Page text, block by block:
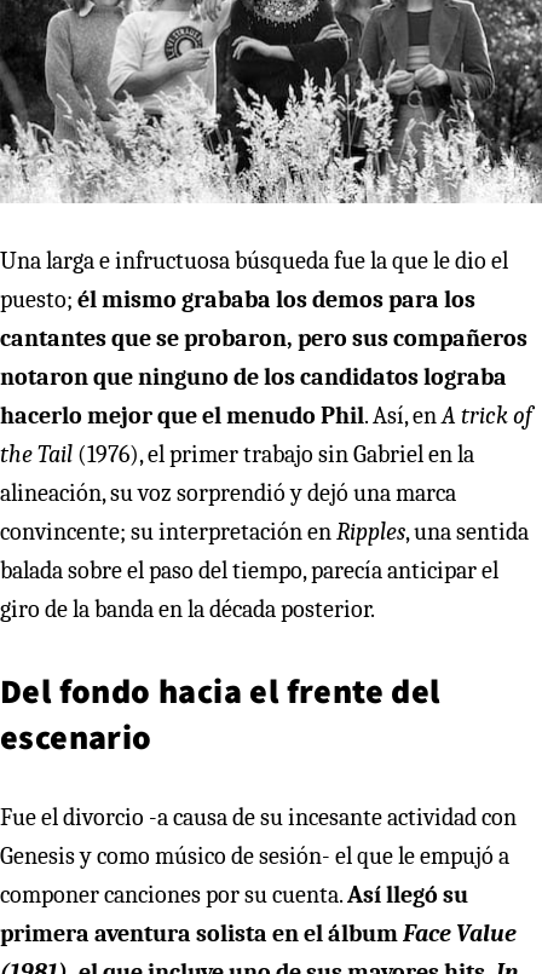
Una larga e infructuosa búsqueda fue la que le dio el
puesto; él mismo grababa los demos para los
cantantes que se probaron, pero sus compañeros
notaron que ninguno de los candidatos lograba
hacerlo mejor que el menudo Phil. Así, enA trick of
the Tail (1976), el primer trabajo sin Gabriel en la
alineación, su voz sorprendió y dejó una marca
convincente; su interpretación enRipples, una sentida
balada sobre el paso del tiempo, parecía anticipar el
giro de la banda en la década posterior.
Del fondo hacia el frente del
escenario
Fue el divorcio -a causa de su incesante actividad con
Genesis y como músico de sesión- el que le empujó a
componer canciones por su cuenta.Así llegó su
primera aventura solista en el álbumFace Value